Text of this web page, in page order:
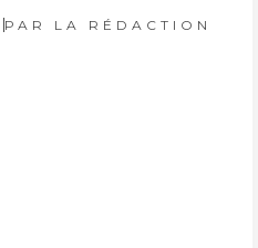
PAR LA RÉDACTION